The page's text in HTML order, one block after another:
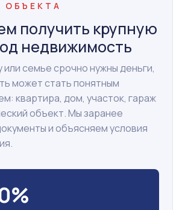
получить крупную
недвижимость
или семье срочно нужны деньги,
может стать понятным
квартира, дом, участок, гараж
объект. Мы заранее
и объясняем условия